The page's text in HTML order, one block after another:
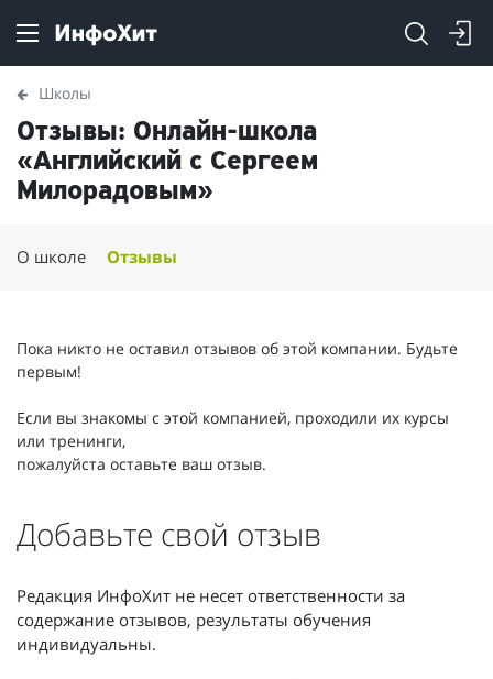
Школы
Отзывы: Онлайн-школа
«Английский с Сергеем
Милорадовым»
О школе Отзывы
Пока никто не оставил отзывов об этой компании. Будьте
первым!
Если вы знакомы с этой компанией, проходили их курсы
или тренинги,
пожалуйста оставьте ваш отзыв.
Добавьте свой отзыв
Редакция ИнфоХит не несет ответственности за
содержание отзывов, результаты обучения
индивидуальны.